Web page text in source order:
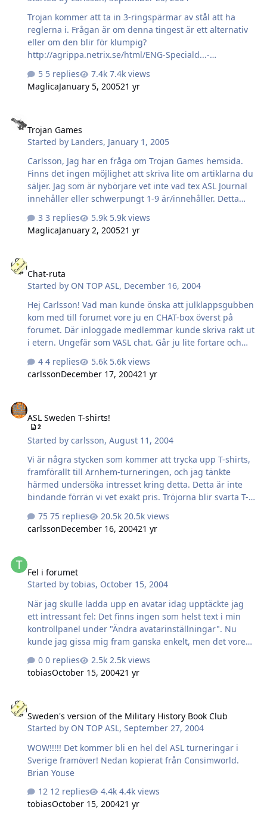
Trojan kommer att ta in 3-ringspärmar av stål att ha
reglerna i. Frågan är om denna tingest är ett alternativ
eller om den blir för klumpig?
http://agrippa.netrix.se/html/ENG-Speciald...-
5 replies
7.4k views
MaglicaJanuary 5, 200521 yr
Trojan Games
Started by Landers, January 1, 2005
Carlsson, Jag har en fråga om Trojan Games hemsida.
Finns det ingen möjlighet att skriva lite om artiklarna du
säljer. Jag som är nybörjare vet inte vad tex ASL Journal
innehåller eller schwerpungt 1-9 är/innehåller. Detta
ju att du har gott om tid Landers
3 replies
5.9k views
MaglicaJanuary 2, 200521 yr
Chat-ruta
Started by ON TOP ASL, December 16, 2004
Hej Carlsson! Vad man kunde önska att julklappsgubben
kom med till forumet vore ju en CHAT-box överst på
forumet. Där inloggade medlemmar kunde skriva rakt ut
i etern. Ungefär som VASL chat. Går ju lite fortare och
vanliga forumet. Ho Ho, finns det några snälla nördar på
forumet??????
4 replies
5.6k views
carlssonDecember 17, 200421 yr
ASL Sweden T-shirts!
2
Started bycarlsson,August 11, 2004
Vi är några stycken som kommer att trycka upp T-shirts,
framförallt till Arnhem-turneringen, och jag tänkte
härmed undersöka intresset kring detta. Detta är inte
bindande förrän vi vet exakt pris. Tröjorna blir svarta T-
personligt namn. På armen alternativt bröstet kommer
ASL Sweden-loggan med en svensk flagga. Vi kommer
det så skulle nog en svart skjorta vara fräschare. Lämna
intresse här eller i mail till mig. Det är bråttom om det
pris när jag ve…
75 replies
20.5k views
carlssonDecember 16, 200421 yr
Fel i forumet
Started bytobias, October 15, 2004
När jag skulle ladda upp en avatar idag upptäckte jag
ett intressant fel: Det finns ingen som helst text i min
kontrollpanel under "Ändra avatarinställningar". Nu
kunde jag gissa mig fram ganska enkelt, men det vore
0 replies
2.5k views
tobiasOctober 15, 200421 yr
Sweden's version of the Military History Book Club
Started by ON TOP ASL,September 27, 2004
WOW!!!!! Det kommer bli en hel del ASL turneringar i
Sverige framöver! Nedan kopierat från Consimworld.
Brian Youse
12 replies
4.4k views
tobiasOctober 15, 200421 yr